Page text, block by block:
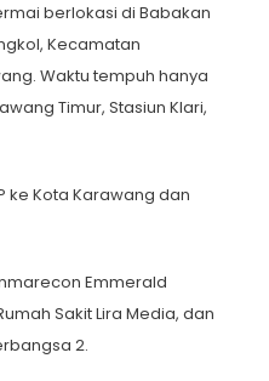
berlokasi di Babakan
Kecamatan
Waktu tempuh hanya
Timur, Stasiun Klari,
ke Kota Karawang dan
Emmerald
Sakit Lira Media, dan
2.